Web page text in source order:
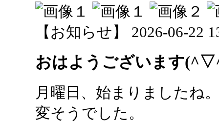
【お知らせ】 2026-06-22
おはようございます
月曜日、始まりましたね
変そうでした。